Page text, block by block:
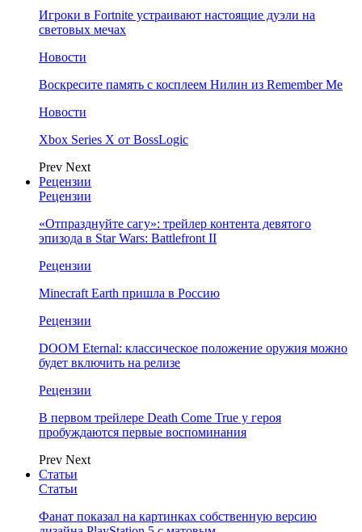
Игроки в Fortnite устраивают настоящие дуэли на
световых мечах
Новости
Воскресите память с косплеем Нилин из Remember Me
Новости
Xbox Series X от BossLogic
Prev Next
Рецензии
Рецензии
«Отпразднуйте сагу»: трейлер контента девятого
эпизода в Star Wars: Battlefront II
Рецензии
Minecraft Earth пришла в Россию
Рецензии
DOOM Eternal: классическое положение оружия можно
будет включить на релизе
Рецензии
В первом трейлере Death Come True у героя
пробуждаются первые воспоминания
Prev Next
Статьи
Статьи
Фанат показал на картинках собственную версию